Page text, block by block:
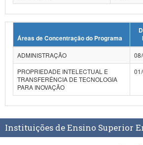
Áreas de Concentração do Programa
ADMINISTRAÇÃO
PROPRIEDADE INTELECTUAL E
TRANSFERÊNCIA DE TECNOLOGIA
PARA INOVAÇÃO
Instituições de Ensino Superior